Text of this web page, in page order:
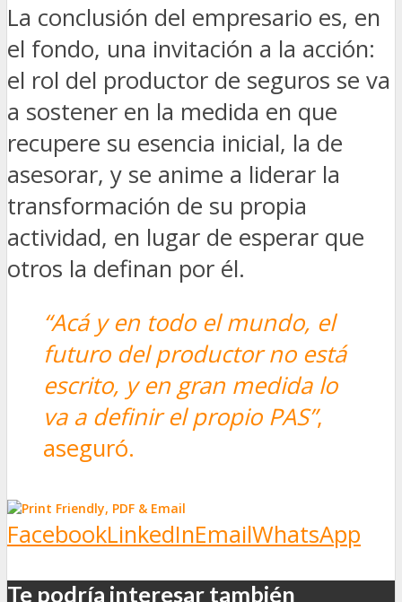
La conclusión del empresario es, en
el fondo, una invitación a la acción:
el rol del productor de seguros se va
a sostener en la medida en que
recupere su esencia inicial, la de
asesorar, y se anime a liderar la
transformación de su propia
actividad, en lugar de esperar que
otros la definan por él.
“Acá y en todo el mundo, el
futuro del productor no está
escrito, y en gran medida lo
va a definir el propio PAS”,
aseguró.
FacebookLinkedInEmailWhatsApp
Te podría interesar también